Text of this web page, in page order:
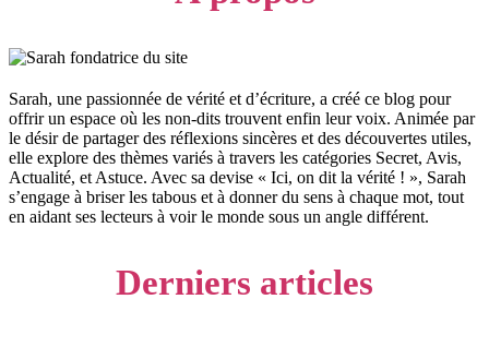
Sarah, une passionnée de vérité et d’écriture, a créé ce blog pour
offrir un espace où les non-dits trouvent enfin leur voix. Animée par
le désir de partager des réflexions sincères et des découvertes utiles,
elle explore des thèmes variés à travers les catégories Secret, Avis,
Actualité, et Astuce. Avec sa devise « Ici, on dit la vérité ! », Sarah
s’engage à briser les tabous et à donner du sens à chaque mot, tout
en aidant ses lecteurs à voir le monde sous un angle différent.
Derniers articles